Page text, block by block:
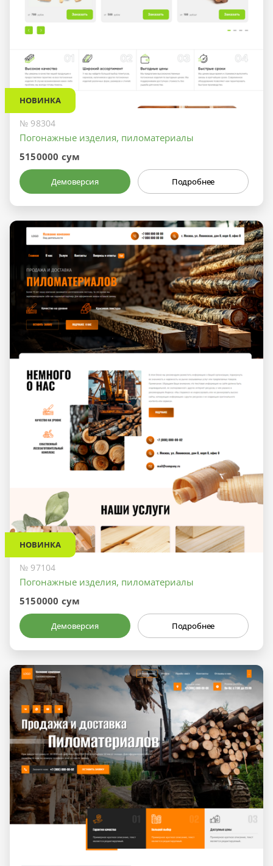
НОВИНКА
№ 98304
Погонажные изделия, пиломатериалы
5150000 сум
Демоверсия Подробнее
НОВИНКА
№ 97104
Погонажные изделия, пиломатериалы
5150000 сум
Демоверсия Подробнее